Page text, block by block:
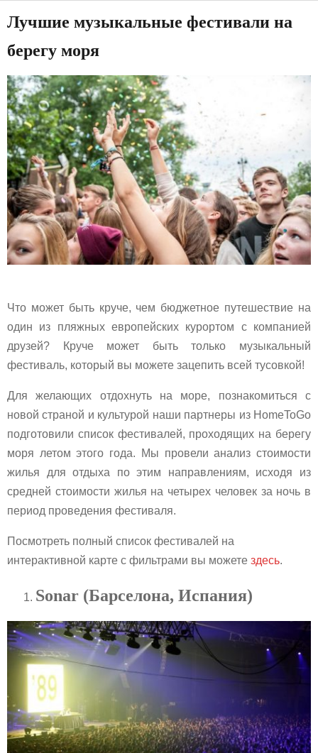
Лучшие музыкальные фестивали на
берегу моря
Что может быть круче, чем бюджетное путешествие на
один из пляжных европейских курортом с компанией
друзей? Круче может быть только музыкальный
фестиваль, который вы можете зацепить всей тусовкой!
Для желающих отдохнуть на море, познакомиться с
новой страной и культурой наши партнеры из HomeToGo
подготовили список фестивалей, проходящих на берегу
моря летом этого года. Мы провели анализ стоимости
жилья для отдыха по этим направлениям, исходя из
средней стоимости жилья на четырех человек за ночь в
период проведения фестиваля.
Посмотреть полный список фестивалей на
интерактивной карте с фильтрами вы можете здесь.
Sonar (Барселона, Испания)